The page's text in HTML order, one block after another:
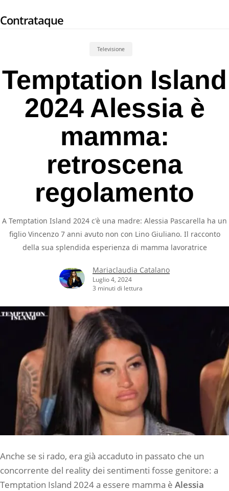
to
Contrataque
Televisione
Temptation Island
2024 Alessia è
mamma:
retroscena
regolamento
A Temptation Island 2024 c'è una madre: Alessia Pascarella ha un
figlio Vincenzo 7 anni avuto non con Lino Giuliano. Il racconto
della sua splendida esperienza di mamma lavoratrice
Mariaclaudia Catalano
Luglio 4, 2024
3 minuti di lettura
Anche se si rado, era già accaduto in passato che un
concorrente del reality dei sentimenti fosse genitore: a
Temptation Island 2024 a essere mamma è Alessia